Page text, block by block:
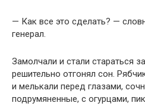
— Как все это сделать? —
генерал.
Замолчали и стали стараться
решительно отгонял сон.
и мелькали перед глазами,
подрумяненные, с огурцами,